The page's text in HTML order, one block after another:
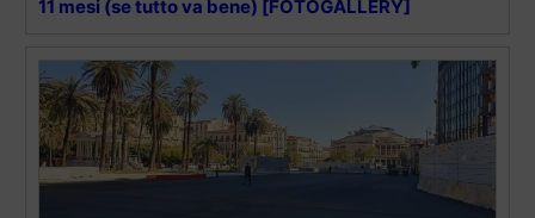
11 mesi (se tutto va bene) [FOTOGALLERY]